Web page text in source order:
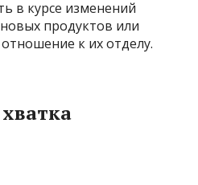
в курсе изменений
продуктов или
к их отделу.